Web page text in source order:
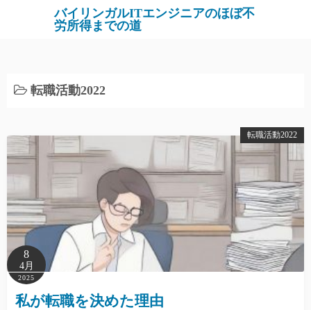
バイリンガルITエンジニアのほぼ不
労所得までの道
転職活動2022
転職活動2022
8
4月
2025
私が転職を決めた理由